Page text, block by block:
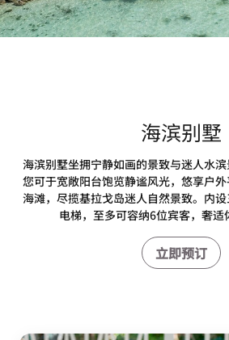
海滨别墅
海滨别墅坐拥宁静如画的景致与迷人水滨
您可于宽敞阳台饱览静谧风光，悠享户
海滩，尽揽基拉戈岛迷人自然景致。内
电梯，至多可容纳6位宾客，奢适
立即预订